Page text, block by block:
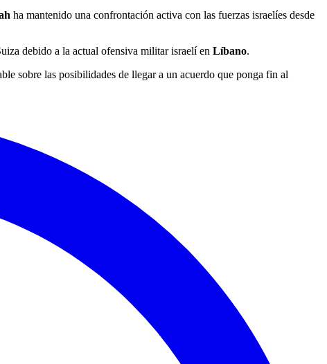
ha mantenido una confrontación activa con las fuerzas israelíes desde
debido a la actual ofensiva militar israelí en Líbano.
sobre las posibilidades de llegar a un acuerdo que ponga fin al